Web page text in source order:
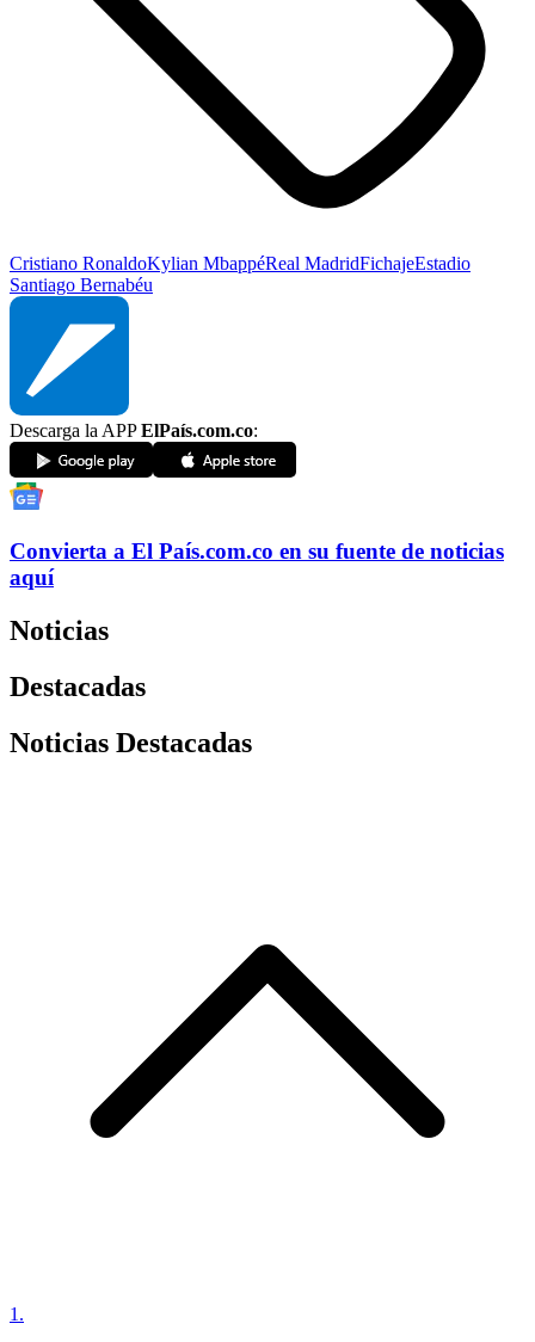
Cristiano RonaldoKylian MbappéReal MadridFichajeEstadio
Santiago Bernabéu
Descarga la APPElPaís.com.co:
Convierta a El País.com.co en su fuente de noticias
aquí
Noticias
Destacadas
Noticias Destacadas
1 .